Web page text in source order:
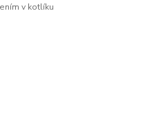
v kotlíku